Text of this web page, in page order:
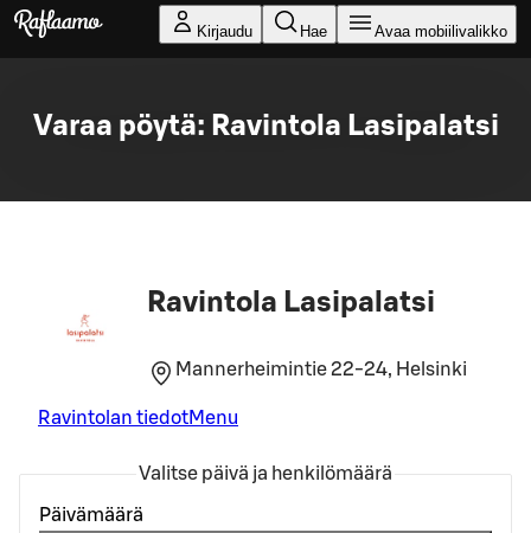
Siirry pääsisältöön
Kirjaudu Hae Avaa mobiilivalikko
Varaa pöytä: Ravintola Lasipalatsi
Ravintola Lasipalatsi
Mannerheimintie 22-24, Helsinki
Ravintolan tiedotMenu
Valitse päivä ja henkilömäärä
Päivämäärä